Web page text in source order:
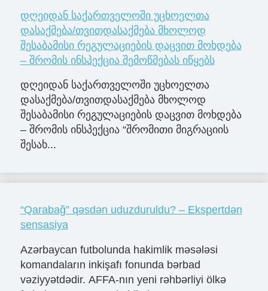
დღეიდან საქართველოში უცხოელთა
დასაქმება/თვითდასაქმება მხოლოდ
შესაბამისი რეგულაციების დაცვით მოხდება
– შრომის ინსპექცია შემოწმებას იწყებს
დღეიდან საქართველოში უცხოელთა
დასაქმება/თვითდასაქმება მხოლოდ
შესაბამისი რეგულაციების დაცვით მოხდება
– შრომის ინსპექცია “შრომითი მიგრაციის
შესახ...
“Qarabağ” qəsdən uduzduruldu? – Ekspertdən
sensasiya
Azərbaycan futbolunda hakimlik məsələsi
komandaların inkişafı fonunda bərbad
vəziyyətdədir. AFFA-nın yeni rəhbərliyi ölkə